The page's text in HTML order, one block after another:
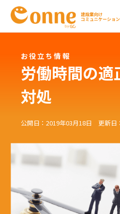
to
建設業向け
コミュニケーショ
お役立ち情報
労働時間の適
対処
公開日：2019年03月18日 更新日